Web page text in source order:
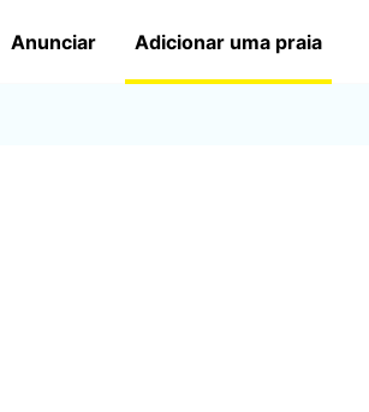
Anunciar Adicionar uma praia